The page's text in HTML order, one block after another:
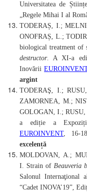
Universitatea de
„Regele Mihai I al
TODERAȘ, I.;
ONOFRAȘ, L.;
biological treatment of
destructor.A XI-a
Inovării
argint
TODERAŞ, I.;
ZAMORNEA, M.;
GOLOGAN, I.; RUSU,
a ediție a
EUROINVENT, 16-
excelență
MOLDOVAN, A.;
I. Strain of Beauveria
Salonul Internaţional
“Cadet INOVA’19”,